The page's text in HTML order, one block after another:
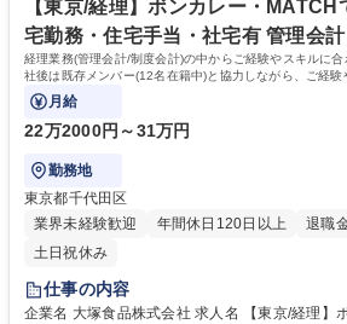
【東京/経理】ボンカレー・
宅勤務・住宅手当・社宅有 管理会計
経理業務(管理会計/制度会計)の中からご経験やスキルに
社後は既存メンバー(12名在籍中)と協力しながら、ご経験
に業務を進めていただきます。
月給
22万2000円～31万円
勤務地
東京都千代田区
業界未経験歓迎
年間休日120日以上 退職
土日祝休み
仕事の内容
企業名 大塚食品株式会社 求人名 【東京/経理】ボンカレー・MATCHでお